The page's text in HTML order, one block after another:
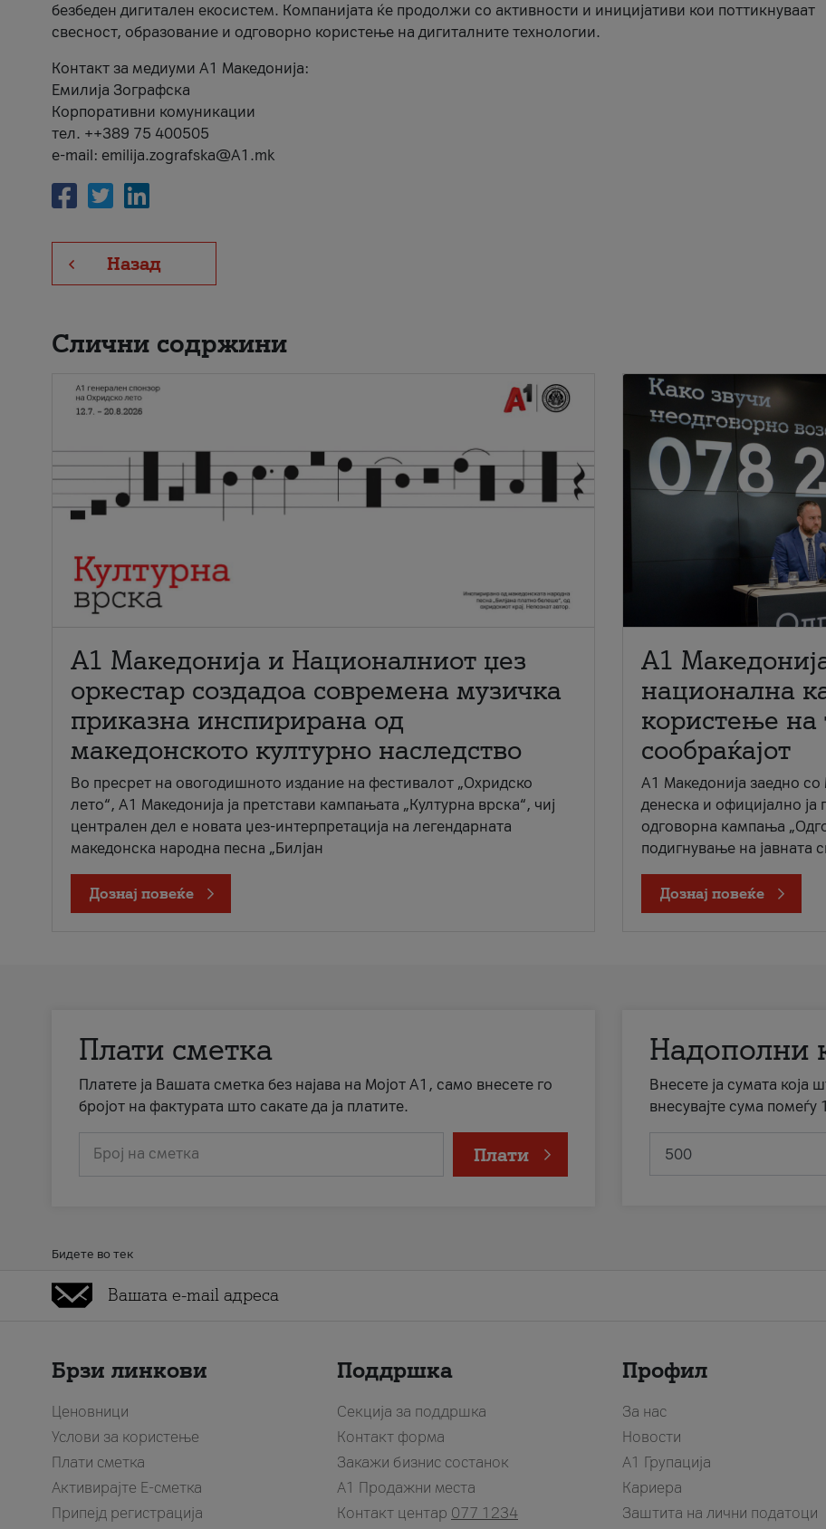
безбеден дигитален екосистем. Компанијата ќе продолжи со активности и иницијативи кои поттикнуваат
свесност, образование и одговорно користење на дигиталните технологии.
Контакт за медиуми А1 Македонија:
Емилија Зографска
Корпоративни комуникации
тел. ++389 75 400505
e-mail: emilija.zografska@A1.mk
Назад
Слични содржини
А1 Македонија и Националниот џез
оркестар создадоа современа музичка
приказна инспирирана од
македонското културно наследство
Во пресрет на овогодишното издание на фестивалот „Охридско
лето“, А1 Македонија ја претстави кампањата „Културна врска“, чиј
централен дел е новата џез-интерпретација на легендарната
македонска народна песна „Билјан
Дознај повеќе
A1
национална
користење на
сообраќајот
A1 Македонија заедно
денеска и официјално ја
одговорна кампања
подигнување на јавната
Дознај повеќе
Плати сметка
Платете ја Вашата сметка без најава на Мојот А1, само внесете го
бројот на фактурата што сакате да ја платите.
Број на сметка Плати
Надополни
Внесете ја сумата која
внесувајте сума
Бидете во тек
Брзи линкови
Ценовници
Услови за користење
Плати сметка
Активирајте Е-сметка
Припејд регистрација
Поддршка
Секција за поддршка
Контакт форма
Закажи бизнис состанок
A1 Продажни места
Контакт центар 077 1234
Профил
За нас
Новости
А1 Групација
Кариера
Заштита на лични податоци